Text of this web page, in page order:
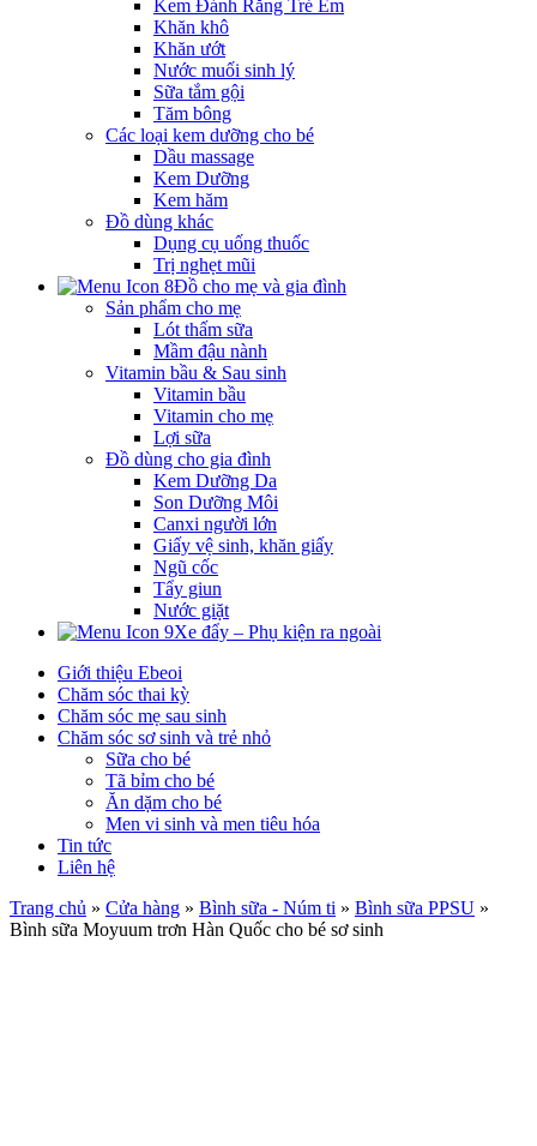
Kem Đánh Răng Trẻ Em
Khăn khô
Khăn ướt
Nước muối sinh lý
Sữa tắm gội
Tăm bông
Các loại kem dưỡng cho bé
Dầu massage
Kem Dưỡng
Kem hăm
Đồ dùng khác
Dụng cụ uống thuốc
Trị nghẹt mũi
Đồ cho mẹ và gia đình
Sản phẩm cho mẹ
Lót thấm sữa
Mầm đậu nành
Vitamin bầu & Sau sinh
Vitamin bầu
Vitamin cho mẹ
Lợi sữa
Đồ dùng cho gia đình
Kem Dưỡng Da
Son Dưỡng Môi
Canxi người lớn
Giấy vệ sinh, khăn giấy
Ngũ cốc
Tẩy giun
Nước giặt
Xe đẩy – Phụ kiện ra ngoài
Giới thiệu Ebeoi
Chăm sóc thai kỳ
Chăm sóc mẹ sau sinh
Chăm sóc sơ sinh và trẻ nhỏ
Sữa cho bé
Tã bỉm cho bé
Ăn dặm cho bé
Men vi sinh và men tiêu hóa
Tin tức
Liên hệ
Trang chủ » Cửa hàng » Bình sữa - Núm ti » Bình sữa PPSU »
Bình sữa Moyuum trơn Hàn Quốc cho bé sơ sinh